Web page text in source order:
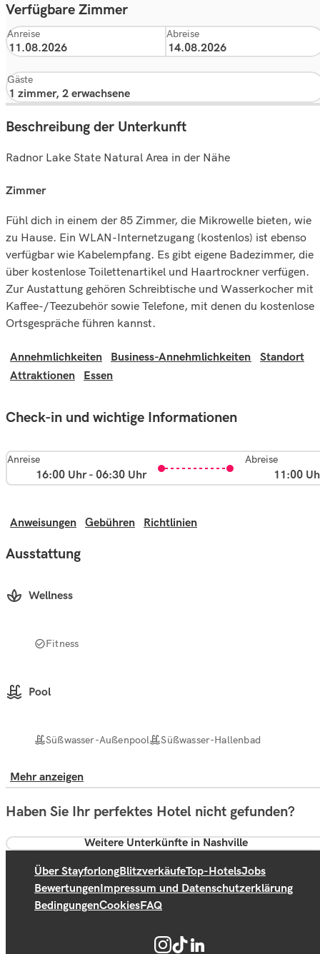
Verfügbare Zimmer
Anreise Abreise
Gäste
Beschreibung der Unterkunft
Radnor Lake State Natural Area in der Nähe
zimmer
Fühl dich in einem der 85 Zimmer, die Mikrowelle bieten, wie
zu Hause. Ein WLAN-Internetzugang (kostenlos) ist ebenso
verfügbar wie Kabelempfang. Es gibt eigene Badezimmer, die
über kostenlose Toilettenartikel und Haartrockner verfügen.
Zur Austattung gehören Schreibtische und Wasserkocher mit
Kaffee-/Teezubehör sowie Telefone, mit denen du kostenlose
Ortsgespräche führen kannst.
Annehmlichkeiten Business-Annehmlichkeiten
Standort
Attraktionen
Essen
Check-in und wichtige Informationen
Anreise
16:00 Uhr - 06:30 Uhr
Abreise
11:00
Anweisungen Gebühren Richtlinien
Ausstattung
Wellness
Fitness
Pool
Süßwasser-Außenpool Süßwasser-Hallenbad
Mehr anzeigen
Haben Sie Ihr perfektes Hotel nicht gefunden?
Weitere Unterkünfte in Nashville
Über StayforlongBlitzverkäufeTop-HotelsJobs
BewertungenImpressum und Datenschutzerklärung
BedingungenCookiesFAQ